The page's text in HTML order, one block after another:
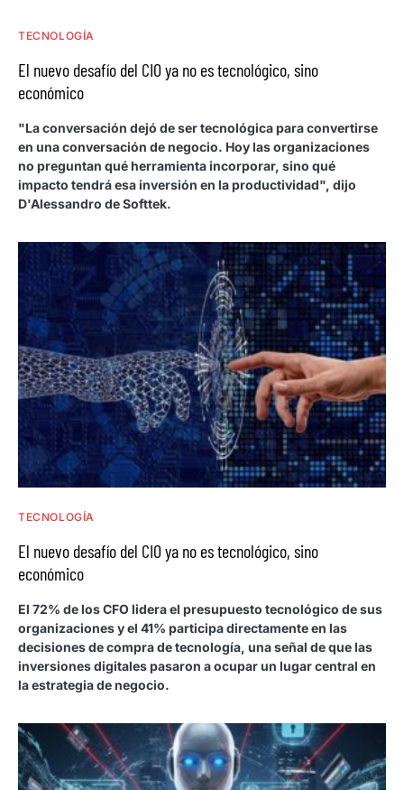
TECNOLOGÍA
El nuevo desafío del CIO ya no es tecnológico, sino
económico
"La conversación dejó de ser tecnológica para convertirse
en una conversación de negocio. Hoy las organizaciones
no preguntan qué herramienta incorporar, sino qué
impacto tendrá esa inversión en la productividad", dijo
D'Alessandro de Softtek.
TECNOLOGÍA
El nuevo desafío del CIO ya no es tecnológico, sino
económico
El 72% de los CFO lidera el presupuesto tecnológico de sus
organizaciones y el 41% participa directamente en las
decisiones de compra de tecnología, una señal de que las
inversiones digitales pasaron a ocupar un lugar central en
la estrategia de negocio.